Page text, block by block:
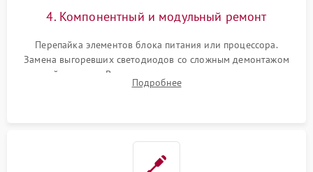
4. Компонентный и модульный ремонт
Перепайка элементов блока питания или процессора.
Замена выгоревших светодиодов со сложным демонтажом
хрупкой матрицы. Восстановление поврежденных дорожек,
прошивка микросхем памяти EEPROM
Подробнее